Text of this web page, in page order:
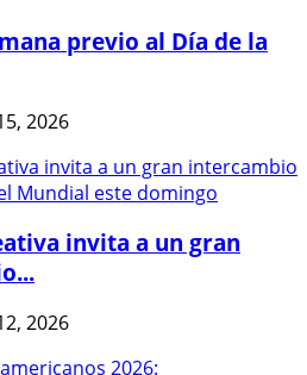
previo al Día de la
2026
invita a un gran
2026